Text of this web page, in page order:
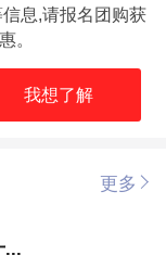
息,请报名团购获
。
我想了解
更多
...